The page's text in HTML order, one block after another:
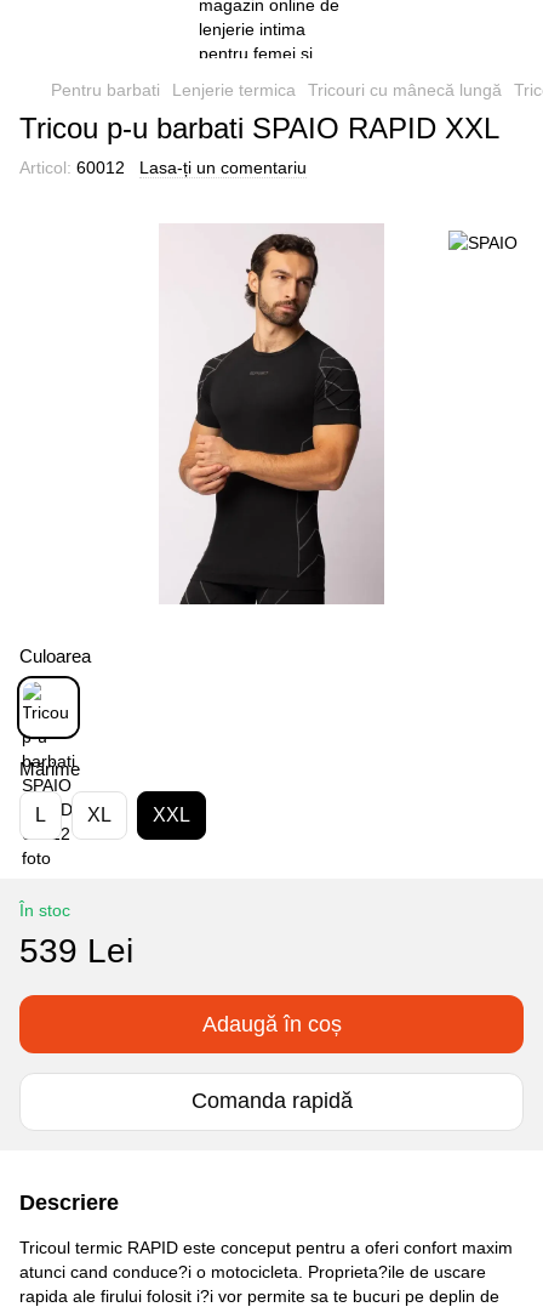
Pentru barbati Lenjerie termica Tricouri cu mânecă lungă
Tricou p-u barbati SPAIO RAPID XXL
Articol: 60012 Lasa-ți un comentariu
Culoarea
Mărime
L XL XXL
În stoc
539 Lei
Adaugă în coș
Comanda rapidă
Descriere
Tricoul termic RAPID este conceput pentru a oferi confort maxim
atunci cand conduce?i o motocicleta. Proprieta?ile de uscare
rapida ale firului folosit i?i vor permite sa te bucuri pe deplin de